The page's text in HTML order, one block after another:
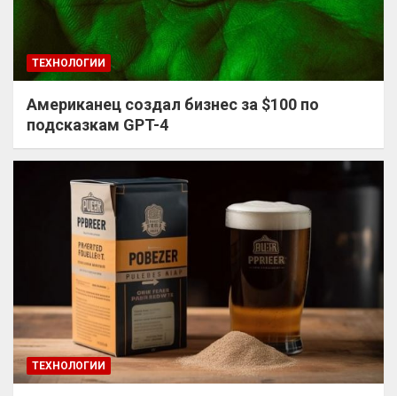
ТЕХНОЛОГИИ
Американец создал бизнес за $100 по
подсказкам GPT-4
ТЕХНОЛОГИИ